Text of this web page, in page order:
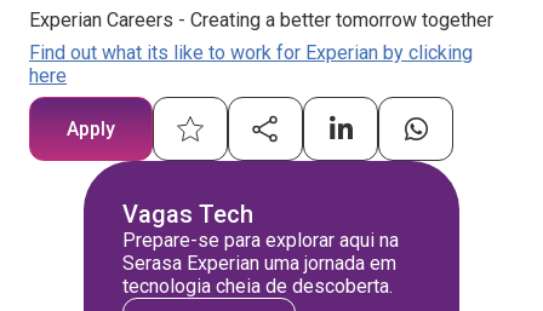
Experian Careers - Creating a better tomorrow together
Find out what its like to work for Experian by clicking
here
Apply
Vagas Tech
Prepare-se para explorar aqui na
Serasa Experian uma jornada em
tecnologia cheia de descoberta.